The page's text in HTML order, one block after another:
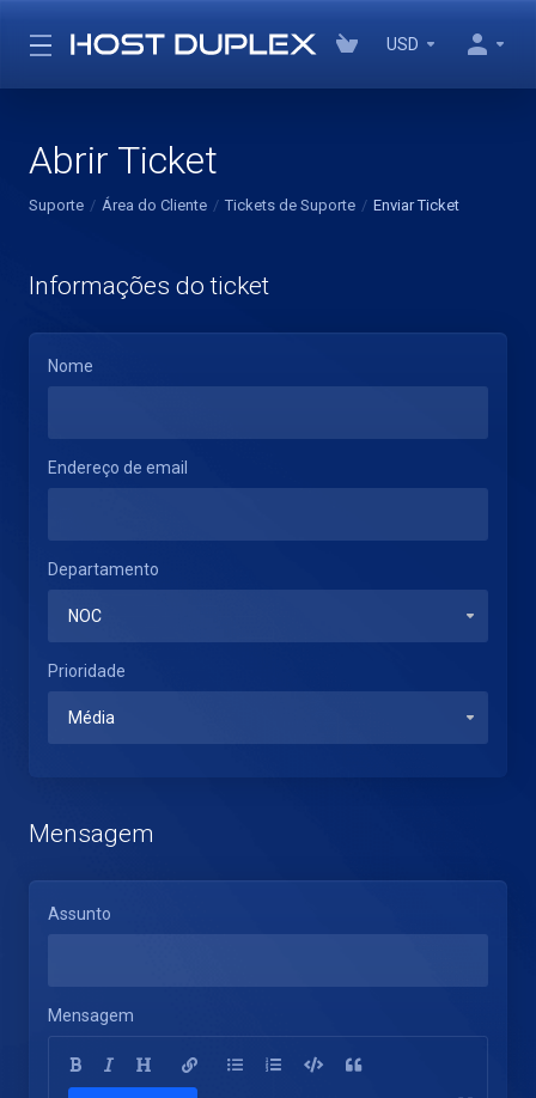
USD
Abrir Ticket
Suporte Área do Cliente Tickets de Suporte Enviar Ticket
Informações do ticket
Nome
Endereço de email
Departamento
Prioridade
Mensagem
Assunto
Mensagem